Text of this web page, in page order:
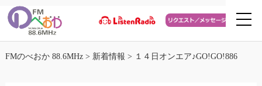
FMのべおか 88.6MHz> 新着情報 > １４日オンエア♪GO!GO!886